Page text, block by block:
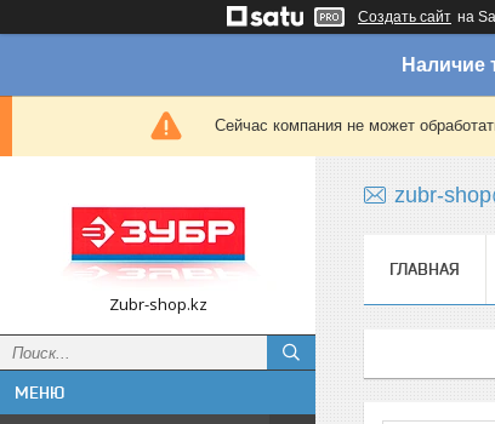
Создать сайт на
Наличие
Сейчас компания не может
Zubr-shop.kz
zubr-
ГЛАВНАЯ